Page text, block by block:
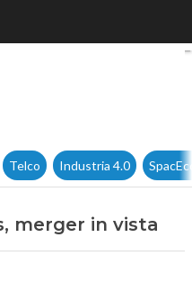
e Metro Pcs,
Telco Industria 4.0
merger in vista